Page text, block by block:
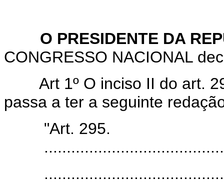
O PRESIDENTE DA
CONGRESSO NACIONAL
Art 1º O inciso II do art.
passa a ter a seguinte
"Art. 295.